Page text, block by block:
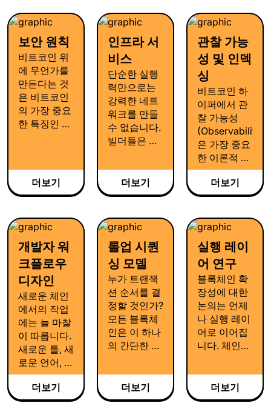
제공, 상태 검
든 구성 요소
를 초기 통제
단계에서 외
부 참여 단계
로 나아가는
명확한 로드
맵을 바탕으
된 SVM 롤업
르고 효율적
인지, 또 얼마
나 안정적으
로 동작할 수
있는지를 규
명하는 일입
니다. 비트코
인 하이퍼의
을 통해 속도
만 재는것이
아키텍처를
정의하는 기
준이 됩니다.
합니다.
보안 원칙
비트코인 위
에 무언가를
만든다는 것
은 비트코인
의 가장 중요
한 특징인 보
확장성, 프로
그래머빌리
는 이 보안의
틀 안에서만
의미를 가집
니다. 비트코
인 하이퍼의
보안 연구는
바로 이 전제
에서 출발합
니다. 보안을
해치는 것은
비트코인 하
이퍼의 원칙
에 어긋납니
더보기
인프라 서
비스
단순한 실행
력만으로는
강력한 네트
워크를 만들
수 없습니다.
빌더들은 네
제로 활용할
수 있게하는
발판인 RPC,
소프트웨어,
모니터링 시
스템 등이 필
요합니다. 이
는 바로 인프
라의 역할이
며, 비트코인
하이퍼에서
는 이를 설계
단계의 핵심
으로 두고 있
더보기
관찰 가능
성 및 인덱
싱
비트코인 하
이퍼에서 관
찰 가능성
(Observability)
은 가장 중요
한 이론적 설
계 원칙 중 하
나입니다. 현
연구에서는
든 계층에서
과적으로 노
출하는 방법
을 연구하고
있습니다.
더보기
개발자 워
크플로우
디자인
새로운 체인
에서의 작업
에는 늘 마찰
이 따릅니다.
새로운 틀, 새
로운 언어, 새
로운 개념들
때문에 개발
자들은 빠르
더보기
롤업 시퀀
싱 모델
누가 트랜잭
션 순서를 결
정할 것인가?
모든 블록체
인은 이 하나
의 간단한 질
합니다. 비트
코인 하이퍼
팀은 그 답을
더보기
실행 레이
어 연구
블록체인 확
장성에 대한
논의는 언제
나 실행 레이
어로 이어집
니다. 체인이
게 거래를 처
리할 수 있는
지, 얼마나 많
더보기